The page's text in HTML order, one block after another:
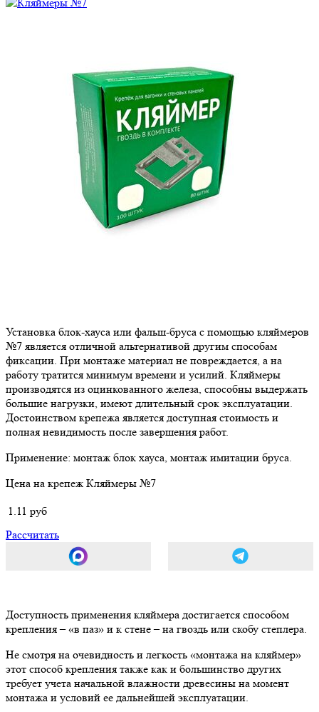
Установка блок-хауса или фальш-бруса с помощью кляймеров
№7 является отличной альтернативой другим способам
фиксации. При монтаже материал не повреждается, а на
работу тратится минимум времени и усилий. Кляймеры
производятся из оцинкованного железа, способны выдержать
большие нагрузки, имеют длительный срок эксплуатации.
Достоинством крепежа является доступная стоимость и
полная невидимость после завершения работ.
Применение: монтаж блок хауса, монтаж имитации бруса.
Цена на крепеж Кляймеры №7
1.11 руб
Рассчитать
Доступность применения кляймера достигается способом
крепления – «в паз» и к стене – на гвоздь или скобу степлера.
Не смотря на очевидность и легкость «монтажа на кляймер»
этот способ крепления также как и большинство других
требует учета начальной влажности древесины на момент
монтажа и условий ее дальнейшей эксплуатации.